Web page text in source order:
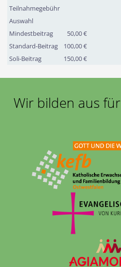
Teilnahmegebühr
Auswahl
Mindestbeitrag
50,00 €
Standard-Beitrag
100,00 €
Soli-Beitrag
150,00 €
Wir bilden aus für